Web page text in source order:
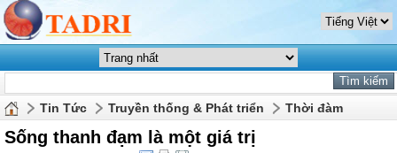
Tin Tức Truyền thống & Phát triển Thời đàm
Sống thanh đạm là một giá trị